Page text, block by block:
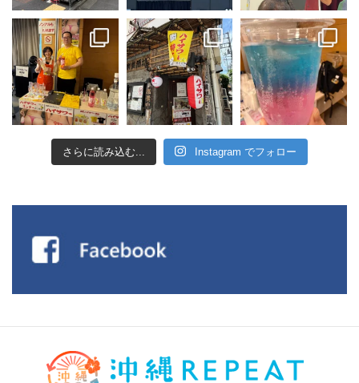
さらに読み込む... Instagram でフォロー